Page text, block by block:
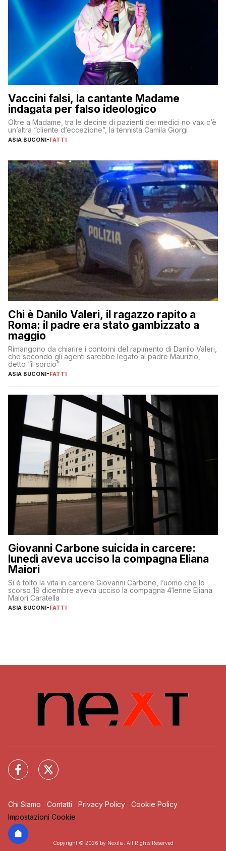
Vaccini falsi, la cantante Madame
indagata per falso ideologico
Oltre a Madame, tra le decine di pazienti dei medici no vax c’è
un’altra “cliente d’eccezione”, la tennista Camila Giorgi
ASIA BUCONI-FATTI
Chi è Danilo Valeri, il ragazzo rapito a
Roma: il padre era stato gambizzato a
maggio
Rimangono da chiarire i contorni del rapimento di Danilo Valeri,
che secondo gli agenti sarebbe legato al padre Maurizio,
detto “il sorcio”
ASIA BUCONI-FATTI
Giovanni Carbone suicida in carcere:
lunedì aveva ucciso la compagna Eliana
Maiori
Si è tolto la vita in carcere Giovanni Carbone, l’uomo che lo
scorso 19 dicembre aveva ucciso la compagna 41enne Eliana
Maiori Caratella
ASIA BUCONI-FATTI
Chi Siamo Contatti Privacy Policy
Cookie Policy
Impostazioni Cookie
Copyright © 2026 by Nexilia. All Rights Reserved